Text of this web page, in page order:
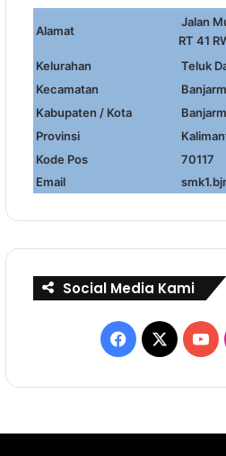
Alamat
Jalan
RT 41
Kelurahan
Teluk
Kecamatan
Kabupaten / Kota
Provinsi
Kode Pos
70117
Email
Social Media Kami
Facebook
X